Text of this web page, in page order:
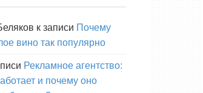
к записи Почему
вино так популярно
Рекламное агентство:
и почему оно